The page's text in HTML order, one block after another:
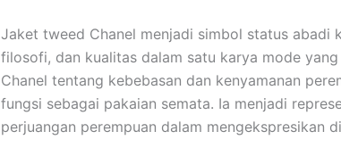
Jaket tweed Chanel menjadi simbol status abadi
filosofi, dan kualitas dalam satu karya mode
Chanel tentang kebebasan dan kenyamanan
fungsi sebagai pakaian semata. Ia menjadi
perjuangan perempuan dalam mengekspresikan